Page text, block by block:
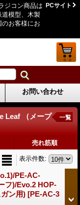
ジコン商品は
模型、木製
お客様にお
PCサイト
お問い合わせ
Leaf （メープ
一覧
売れ筋順
表示件数:
PE-AC-
フ)/Evo.2 HOP-
ン用) [PE-AC-3